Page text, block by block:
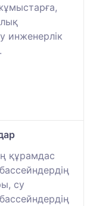
инженерлік
құрамдас
су